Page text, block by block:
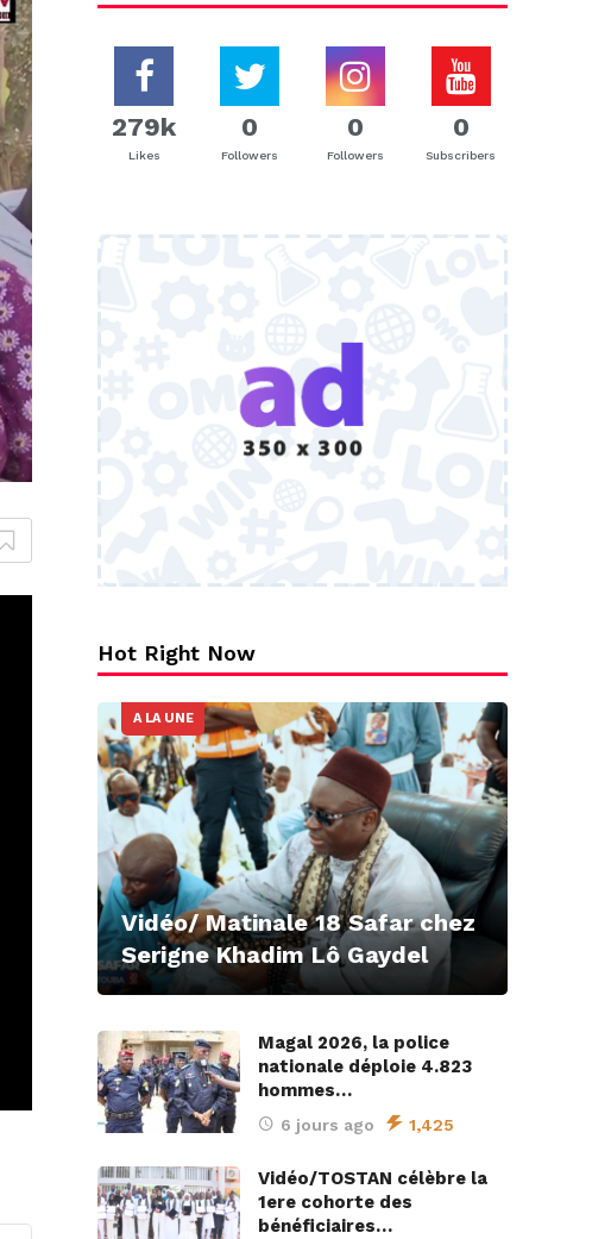
279k
Likes
0
Followers
0
Followers
0
Subscribers
Hot Right Now
A LA UNE
Vidéo/ Matinale 18 Safar chez
Serigne Khadim Lô Gaydel
Magal 2026, la police
nationale déploie 4.823
hommes…
6 jours ago 1,425
Vidéo/TOSTAN célèbre la
1ere cohorte des
bénéficiaires…